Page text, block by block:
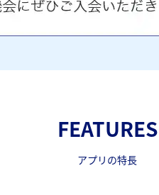
FEATURES
アプリの特長